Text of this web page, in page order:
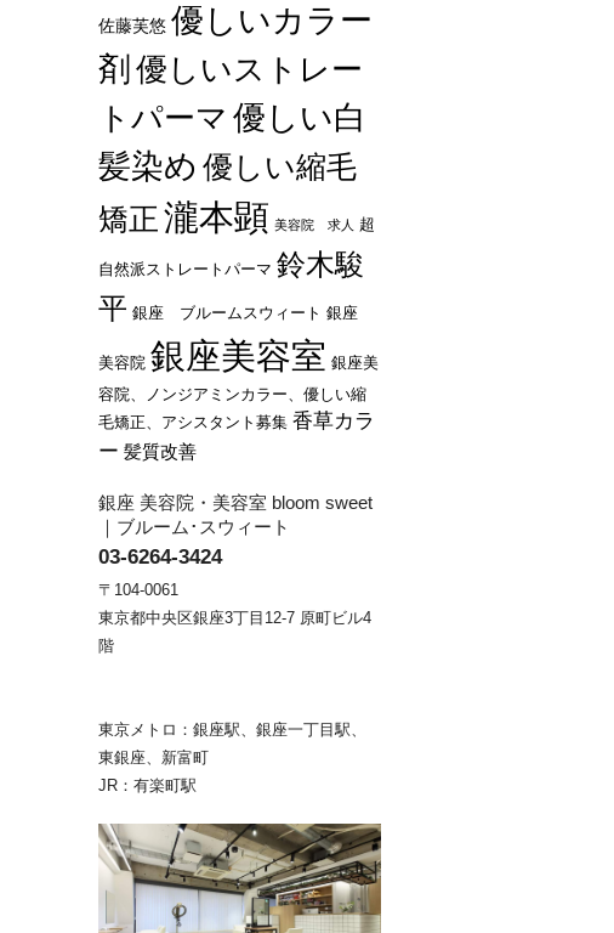
佐藤芙悠 優しいカラー
剤 優しいストレー
トパーマ 優しい白
髪染め 優しい縮毛
矯正 瀧本顕 美容院 求人 超
自然派ストレートパーマ 鈴木駿
平 銀座 ブルームスウィート 銀座
美容院 銀座美容室 銀座美
容院、ノンジアミンカラー、優しい縮
毛矯正、アシスタント募集 香草カラ
ー 髪質改善
銀座 美容院・美容室 bloom sweet
｜ブルーム･スウィート
03-6264-3424
〒104-0061
東京都中央区銀座3丁目12-7 原町ビル4
階
東京メトロ：銀座駅、銀座一丁目駅、
東銀座、新富町
JR：有楽町駅